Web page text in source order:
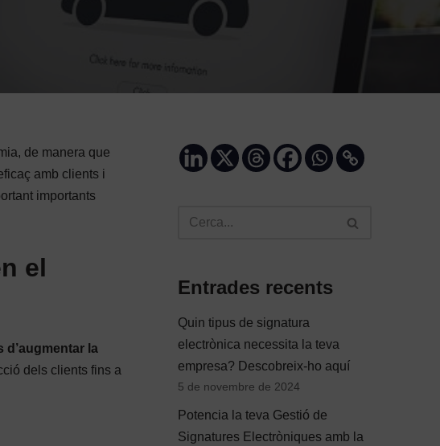
de manera que
amb clients i
importants
el
la
dels clients fins a
Entrades recents
Quin tipus de signatura
electrònica necessita la teva
empresa? Descobreix-ho aquí
5 de novembre de 2024
Potencia la teva Gestió de
Signatures Electròniques amb la